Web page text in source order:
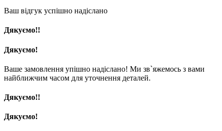
Ваш відгук успішно надіслано
Дякуємо!!
Дякуємо!
Ваше замовлення упішно надіслано! Ми зв`яжемось з вами
найближчим часом для уточнення деталей.
Дякуємо!!
Дякуємо!